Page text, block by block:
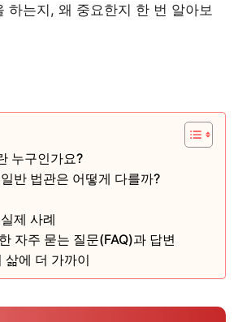
하는지, 왜 중요한지 한 번 알아보
누구인가요?
반 법관은 어떻게 다를까?
제 사례
자주 묻는 질문(FAQ)과 답변
삶에 더 가까이